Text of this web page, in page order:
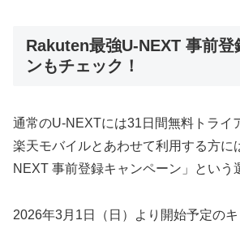
Rakuten最強U-NEXT 事前登
ンもチェック！
通常のU-NEXTには31日間無料トライ
楽天モバイルとあわせて利用する方に
NEXT 事前登録キャンペーン」という
2026年3月1日（日）より開始予定の